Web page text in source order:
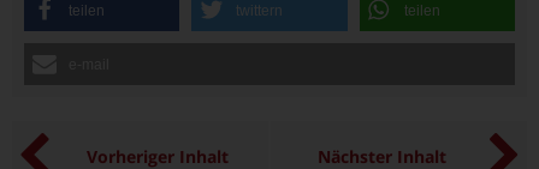
teilen twittern teilen
Vorheriger Inhalt Nächster Inhalt